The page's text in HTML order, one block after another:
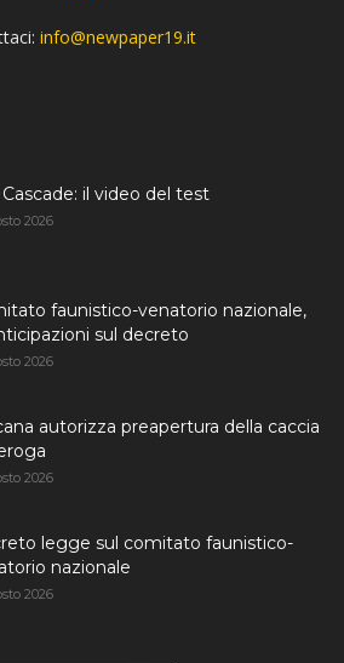
info@newpaper19.it
Cascade: il video del test
2026
faunistico-venatorio nazionale,
sul decreto
2026
autorizza preapertura della caccia
2026
legge sul comitato faunistico-
nazionale
2026